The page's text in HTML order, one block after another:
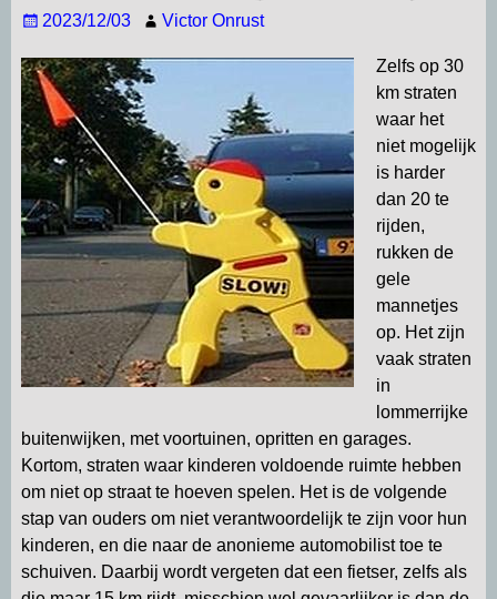
2023/12/03 Victor Onrust
Zelfs op 30
km straten
waar het
niet mogelijk
is harder
dan 20 te
rijden,
rukken de
gele
mannetjes
op. Het zijn
vaak straten
in
lommerrijke
buitenwijken, met voortuinen, opritten en garages.
Kortom, straten waar kinderen voldoende ruimte hebben
om niet op straat te hoeven spelen. Het is de volgende
stap van ouders om niet verantwoordelijk te zijn voor hun
kinderen, en die naar de anonieme automobilist toe te
schuiven. Daarbij wordt vergeten dat een fietser, zelfs als